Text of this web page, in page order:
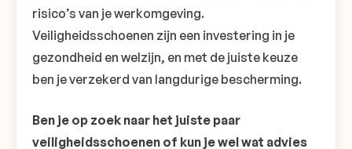
risico’s van je werkomgeving.
Veiligheidsschoenen zijn een investering in je
gezondheid en welzijn, en met de juiste keuze
ben je verzekerd van langdurige bescherming.
Ben je op zoek naar het juiste paar
veiligheidsschoenen of kun je wel wat advies